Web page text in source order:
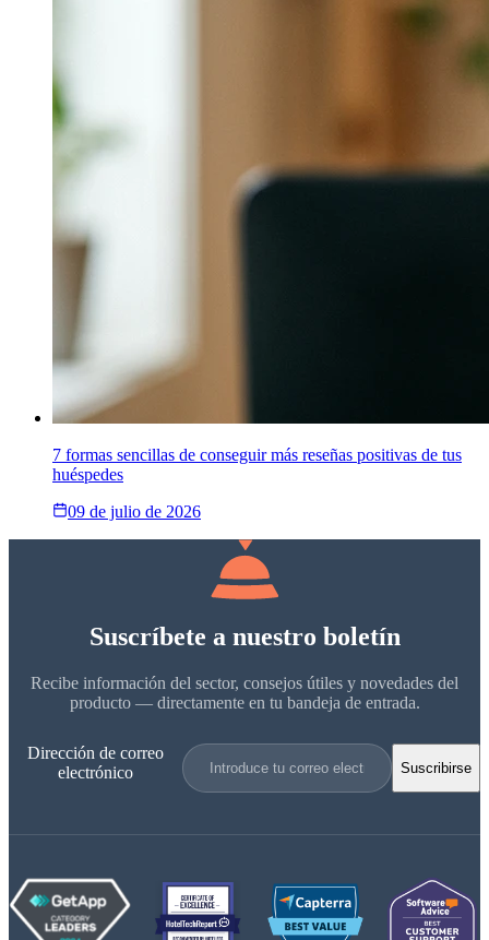
7 formas sencillas de conseguir más reseñas positivas de tus
huéspedes
09 de julio de 2026
Suscríbete a nuestro boletín
Recibe información del sector, consejos útiles y novedades del
producto — directamente en tu bandeja de entrada.
Dirección de correo
electrónico
Suscribirse